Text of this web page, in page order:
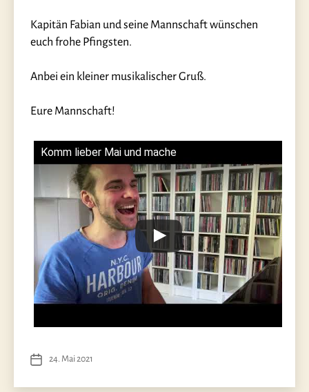
Kapitän Fabian und seine Mannschaft wünschen
euch frohe Pfingsten.
Anbei ein kleiner musikalischer Gruß.
Eure Mannschaft!
Komm lieber Mai und mache
Veröffentlichungsdatum
24. Mai 2021